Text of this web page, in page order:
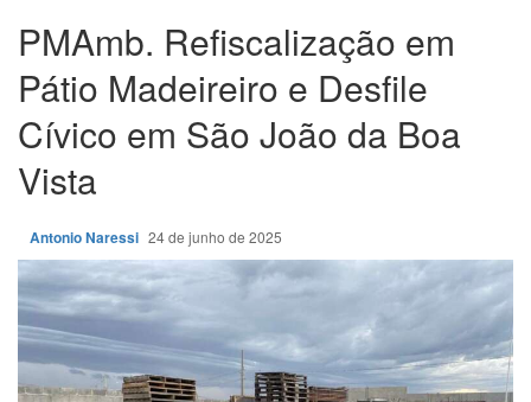
PMAmb. Refiscalização em
Pátio Madeireiro e Desfile
Cívico em São João da Boa
Vista
Antonio Naressi 24 de junho de 2025